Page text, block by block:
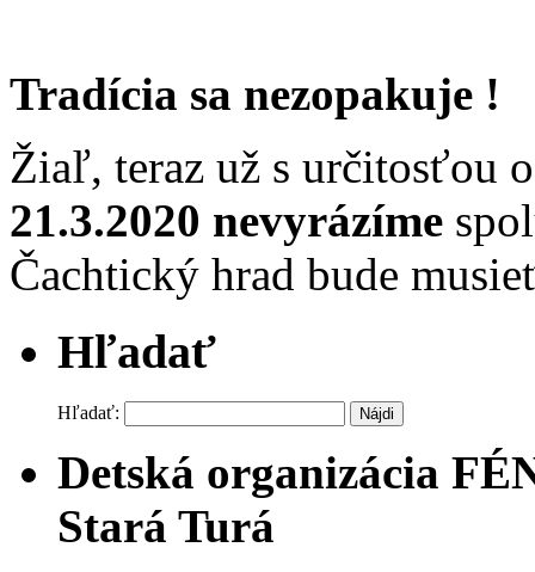
Tradícia sa nezopakuje !
Žiaľ, teraz už s určitosťou
21.3.2020 nevyrázíme
Čachtický hrad bude
Hľadať
Hľadať:
Detská organizácia
Stará Turá